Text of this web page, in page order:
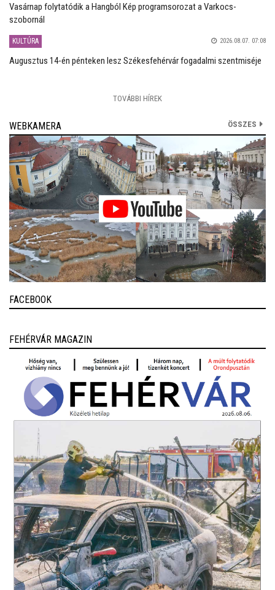
Vasárnap folytatódik a Hangból Kép programsorozat a Varkocs-
szobornál
KULTÚRA 2026.08.07. 07:08
Augusztus 14-én pénteken lesz Székesfehérvár fogadalmi szentmiséje
TOVÁBBI HÍREK
WEBKAMERA ÖSSZES
FACEBOOK
FEHÉRVÁR MAGAZIN